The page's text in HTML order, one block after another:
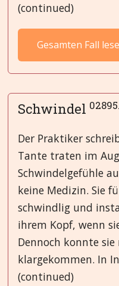
(continued)
Gesamten Fall
Schwindel
Der Praktiker
Tante traten im
Schwindelgefühle
keine Medizin. Sie
schwindlig und
ihrem Kopf, wenn
Dennoch konnte
klargekommen. In
(continued)